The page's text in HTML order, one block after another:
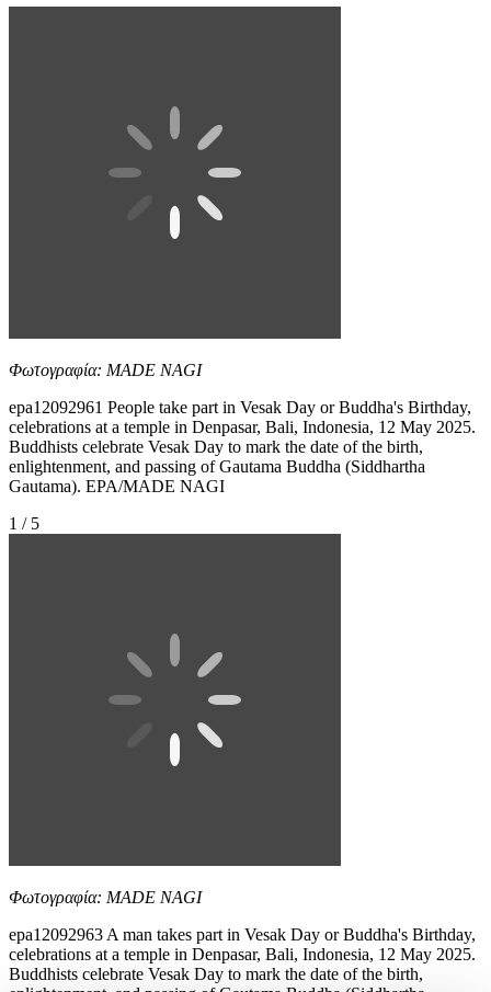
Φωτογραφία: MADE NAGI
epa12092961 People take part in Vesak Day or Buddha's Birthday,
celebrations at a temple in Denpasar, Bali, Indonesia, 12 May 2025.
Buddhists celebrate Vesak Day to mark the date of the birth,
enlightenment, and passing of Gautama Buddha (Siddhartha
Gautama). EPA/MADE NAGI
1 / 5
Φωτογραφία: MADE NAGI
epa12092963 A man takes part in Vesak Day or Buddha's Birthday,
celebrations at a temple in Denpasar, Bali, Indonesia, 12 May 2025.
Buddhists celebrate Vesak Day to mark the date of the birth,